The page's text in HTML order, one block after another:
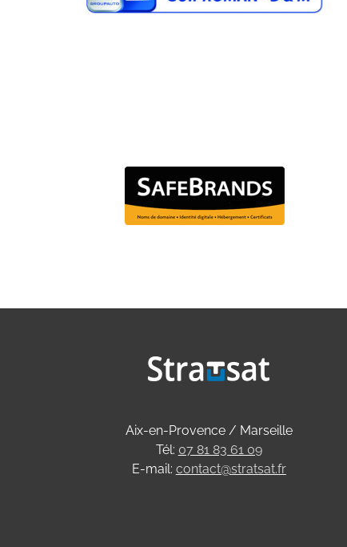
Aix-en-Provence / Marseille
Tél: 07 81 83 61 09
E-mail: contact@stratsat.fr